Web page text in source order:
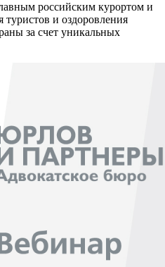
российским курортом и
и оздоровления
за счет уникальных